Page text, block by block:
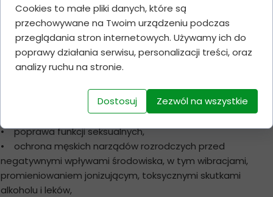
inne składniki nieaktywne.
Testagen jest polecany do
stosowania w następujących
przypadkach
• męska niepłodność,
• poprawa funkcji seksualnych,
• ochrona męskich narządów rozrodczych przed
negatywnymi wpływami środowiska, w tym wibracjami,
promieniowaniem jonizującym, toksycznymi skutkami
alkoholu i leków,
Cookies to małe pliki danych, które są
przechowywane na Twoim urządzeniu podczas
przeglądania stron internetowych. Używamy ich do
poprawy działania serwisu, personalizacji treści, oraz
analizy ruchu na stronie.
Dostosuj Zezwól na wszystkie